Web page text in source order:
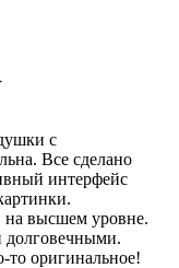
с
Все сделано
интерфейс
на высшем уровне.
то оригинальное!